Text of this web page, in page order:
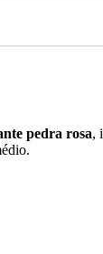
pedra rosa,